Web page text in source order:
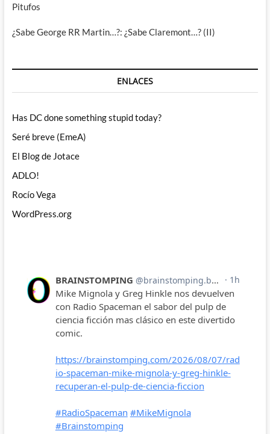
Pitufos
¿Sabe George RR Martin…?: ¿Sabe Claremont…? (II)
ENLACES
Has DC done something stupid today?
Seré breve (EmeA)
El Blog de Jotace
ADLO!
Rocío Vega
WordPress.org